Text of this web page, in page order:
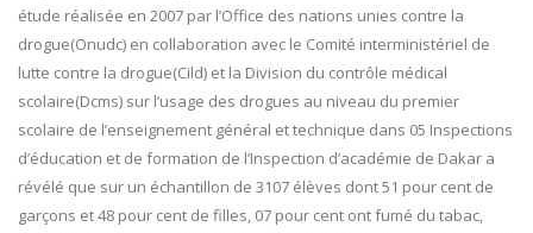
étude réalisée en 2007 par l’Office des nations unies contre la
drogue(Onudc) en collaboration avec le Comité interministériel de
lutte contre la drogue(Cild) et la Division du contrôle médical
scolaire(Dcms) sur l’usage des drogues au niveau du premier
scolaire de l’enseignement général et technique dans 05 Inspections
d’éducation et de formation de l’Inspection d’académie de Dakar a
révélé que sur un échantillon de 3107 élèves dont 51 pour cent de
garçons et 48 pour cent de filles, 07 pour cent ont fumé du tabac,